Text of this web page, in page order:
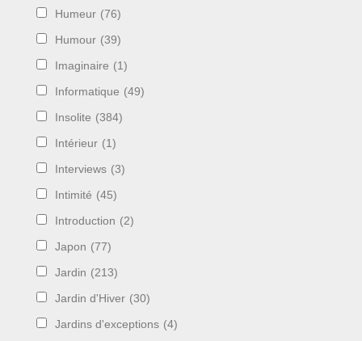
Humeur (76)
Humour (39)
Imaginaire (1)
Informatique (49)
Insolite (384)
Intérieur (1)
Interviews (3)
Intimité (45)
Introduction (2)
Japon (77)
Jardin (213)
Jardin d'Hiver (30)
Jardins d'exceptions (4)